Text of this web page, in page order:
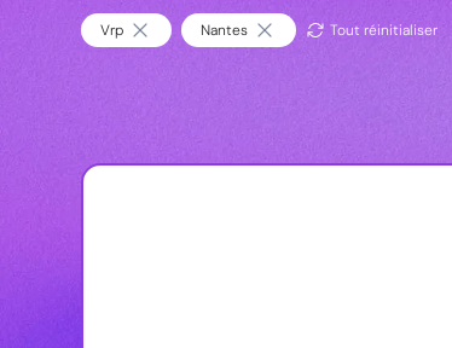
Vrp Nantes Tout réinitialiser